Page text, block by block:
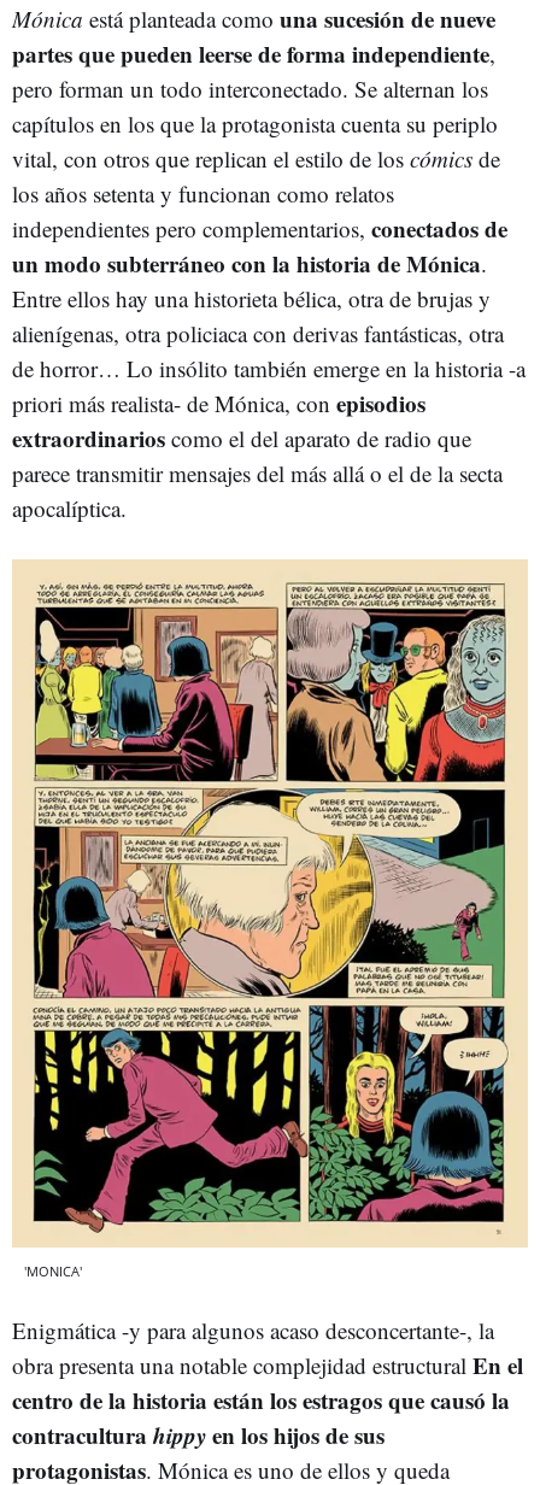
Mónica está planteada como una sucesión de nueve
partes que pueden leerse de forma independiente,
pero forman un todo interconectado. Se alternan los
capítulos en los que la protagonista cuenta su periplo
vital, con otros que replican el estilo de los cómics de
los años setenta y funcionan como relatos
independientes pero complementarios, conectados de
un modo subterráneo con la historia de Mónica.
Entre ellos hay una historieta bélica, otra de brujas y
alienígenas, otra policiaca con derivas fantásticas, otra
de horror… Lo insólito también emerge en la historia -a
priori más realista- de Mónica, con episodios
extraordinarios como el del aparato de radio que
parece transmitir mensajes del más allá o el de la secta
apocalíptica.
'MONICA'
Enigmática -y para algunos acaso desconcertante-, la
obra presenta una notable complejidad estructural En el
centro de la historia están los estragos que causó la
contraculturahippyen los hijos de sus
protagonistas. Mónica es uno de ellos y queda